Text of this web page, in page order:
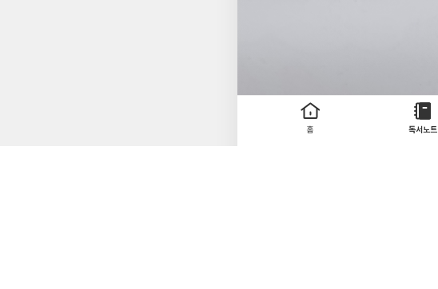
홈 독서노트